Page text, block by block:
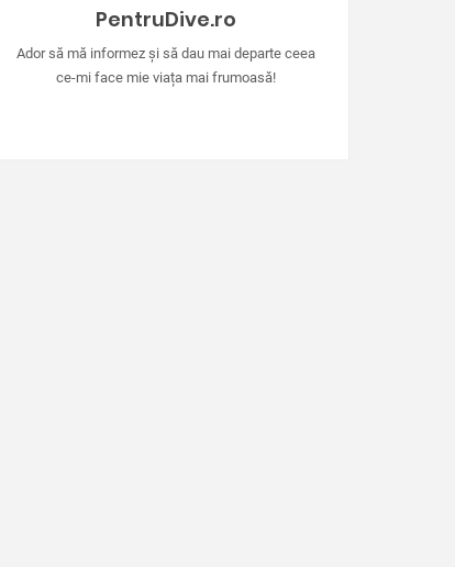
PentruDive.ro
Ador să mă informez și să dau mai departe ceea
ce-mi face mie viața mai frumoasă!